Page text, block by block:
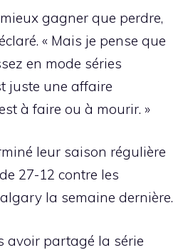
gagner que perdre,
« Mais je pense que
en mode séries
juste une affaire
à faire ou à mourir. »
leur saison régulière
27-12 contre les
la semaine dernière.
avoir partagé la série